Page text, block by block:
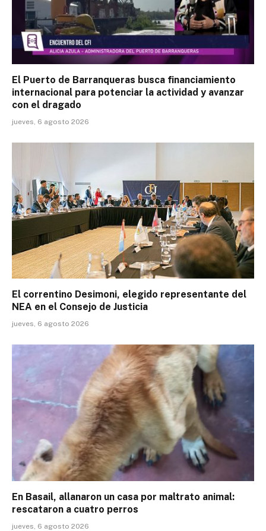
El Puerto de Barranqueras busca financiamiento
internacional para potenciar la actividad y avanzar
con el dragado
jueves, 6 agosto 2026
El correntino Desimoni, elegido representante del
NEA en el Consejo de Justicia
jueves, 6 agosto 2026
En Basail, allanaron un casa por maltrato animal:
rescataron a cuatro perros
jueves, 6 agosto 2026